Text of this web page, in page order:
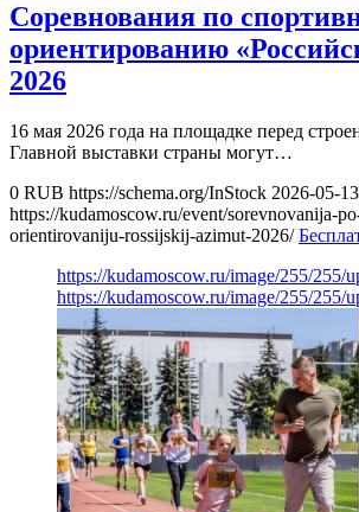
Соревнования по
ориентированию
2026
16 мая 2026 года на площадке перед
Главной выставки страны могут…
0 RUB https://schema.org/InStock 2026-05-
https://kudamoscow.ru/event/sorevnovanija-
orientirovaniju-rossijskij-azimut-2026/
https://kudamoscow.ru/image/255/255/
https://kudamoscow.ru/image/255/255/